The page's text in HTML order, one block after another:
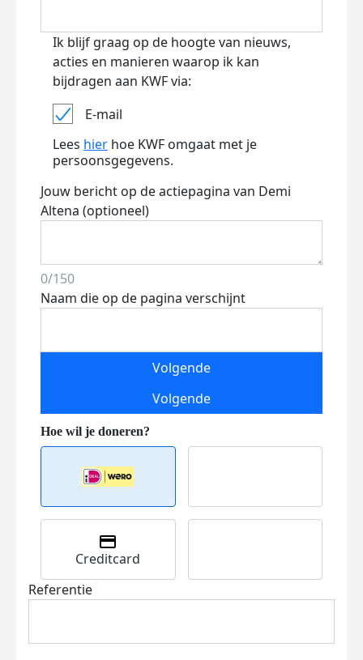
Ik blijf graag op de hoogte van nieuws,
acties en manieren waarop ik kan
bijdragen aan KWF via:
E-mail
Lees hier hoe KWF omgaat met je
persoonsgegevens.
Jouw bericht op de actiepagina van Demi
Altena (optioneel)
0/150
Naam die op de pagina verschijnt
Volgende
Volgende
Creditcard
Referentie